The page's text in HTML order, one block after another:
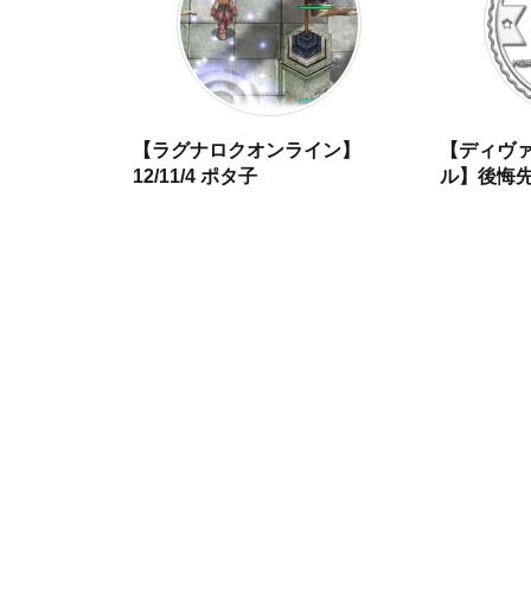
【ラグナロクオンライン】
12/11/4 ポタ子
【ディヴ
ル】後悔